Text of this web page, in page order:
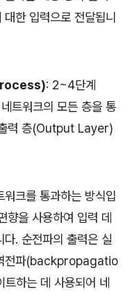
한 입력으로 전달됩니
: 2~4단계
트워크의 모든 층을 통
출력 층(Output Layer)
크를 통과하는 방식입
향을 사용하여 입력 데
. 순전파의 출력은 실
전파(backpropagatio
하는 데 사용되어 네